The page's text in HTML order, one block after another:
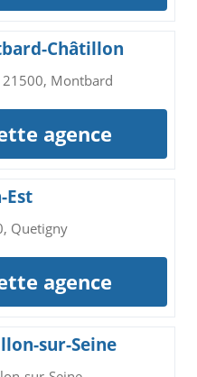
Châtillon
21500, Montbard
agence
Est
Quetigny
agence
sur-Seine